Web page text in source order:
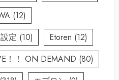
(12)
定 (10) Etoren (12)
！！ ON DEMAND (80)